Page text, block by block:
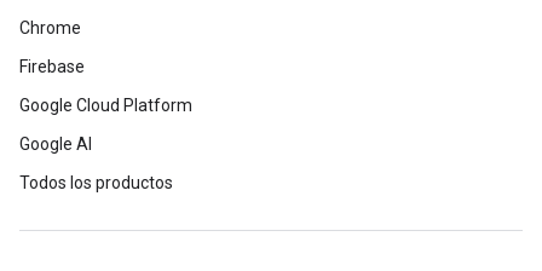
Chrome
Firebase
Google Cloud Platform
Google AI
Todos los productos